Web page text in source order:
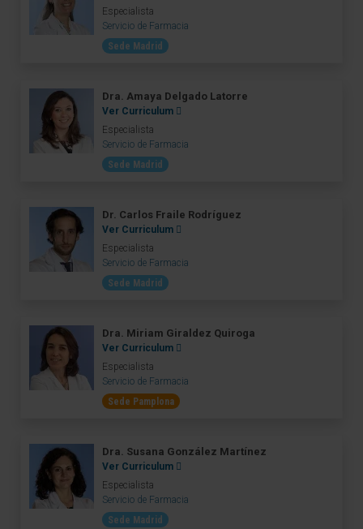
Especialista
Servicio de Farmacia
Sede Madrid
Dra. Amaya Delgado Latorre
Ver Curriculum
Especialista
Servicio de Farmacia
Sede Madrid
Dr. Carlos Fraile Rodríguez
Ver Curriculum
Especialista
Servicio de Farmacia
Sede Madrid
Dra. Miriam Giraldez Quiroga
Ver Curriculum
Especialista
Servicio de Farmacia
Sede Pamplona
Dra. Susana González Martínez
Ver Curriculum
Especialista
Servicio de Farmacia
Sede Madrid